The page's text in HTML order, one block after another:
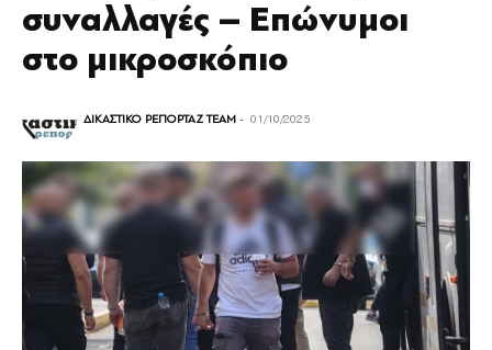
συναλλαγές – Επώνυμοι
στο μικροσκόπιο
ΔΙΚΑΣΤΙΚΟ ΡΕΠΟΡΤΑΖ TEAM - 01/10/2025